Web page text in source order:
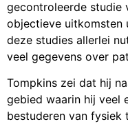
gecontroleerde studie
objectieve uitkomsten
deze studies allerlei
veel gegevens over
Tompkins zei dat hij
gebied waarin hij veel
bestuderen van fysiek